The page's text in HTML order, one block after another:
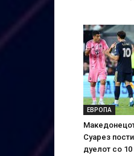
ЕВРОПА
Суарез
дуелот со